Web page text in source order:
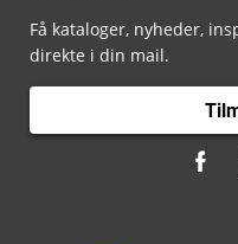
Få kataloger, nyheder,
direkte i din mail.